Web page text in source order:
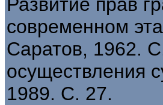
современном
Саратов, 1962.
осуществления
1989. С. 27.